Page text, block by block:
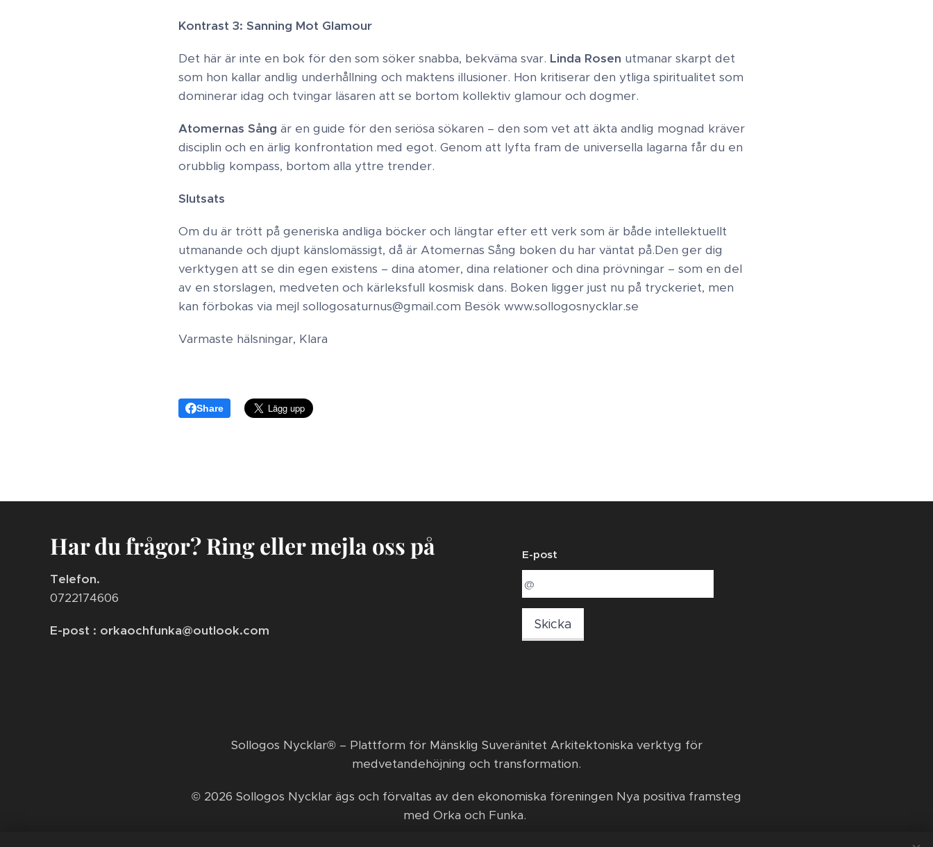
Kontrast 3: Sanning Mot Glamour ​
Det här är inte en bok för den som söker snabba, bekväma svar. Linda Rosen utmanar skarpt det
som hon kallar andlig underhållning och maktens illusioner. Hon kritiserar den ytliga spiritualitet som
dominerar idag och tvingar läsaren att se bortom kollektiv glamour och dogmer. ​
Atomernas Sång är en guide för den seriösa sökaren – den som vet att äkta andlig mognad kräver
disciplin och en ärlig konfrontation med egot. Genom att lyfta fram de universella lagarna får du en
orubblig kompass, bortom alla yttre trender. ​
Slutsats ​
Om du är trött på generiska andliga böcker och längtar efter ett verk som är både intellektuellt
utmanande och djupt känslomässigt, då är Atomernas Sång boken du har väntat på. ​Den ger dig
verktygen att se din egen existens – dina atomer, dina relationer och dina prövningar – som en del
av en storslagen, medveten och kärleksfull kosmisk dans. ​ Boken ligger just nu på tryckeriet, men
kan förbokas via mejl sollogosaturnus@gmail.com Besök www.sollogosnycklar.se
Varmaste hälsningar, Klara
Share
Har du frågor? Ring eller mejla oss på
Telefon.
0722174606
E-post : orkaochfunka@outlook.com
E-post
Skicka
​Sollogos Nycklar® – Plattform för Mänsklig Suveränitet Arkitektoniska verktyg för
medvetandehöjning och transformation. ​
© 2026 Sollogos Nycklar ägs och förvaltas av den ekonomiska föreningen Nya positiva framsteg
med Orka och Funka.